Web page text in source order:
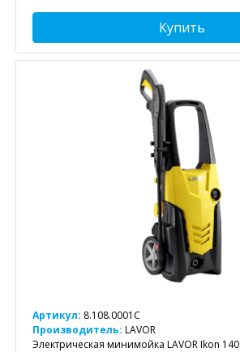
Купить
Артикул: 8.108.0001C
Производитель: LAVOR
Электрическая минимойка LAVOR Ikon 140